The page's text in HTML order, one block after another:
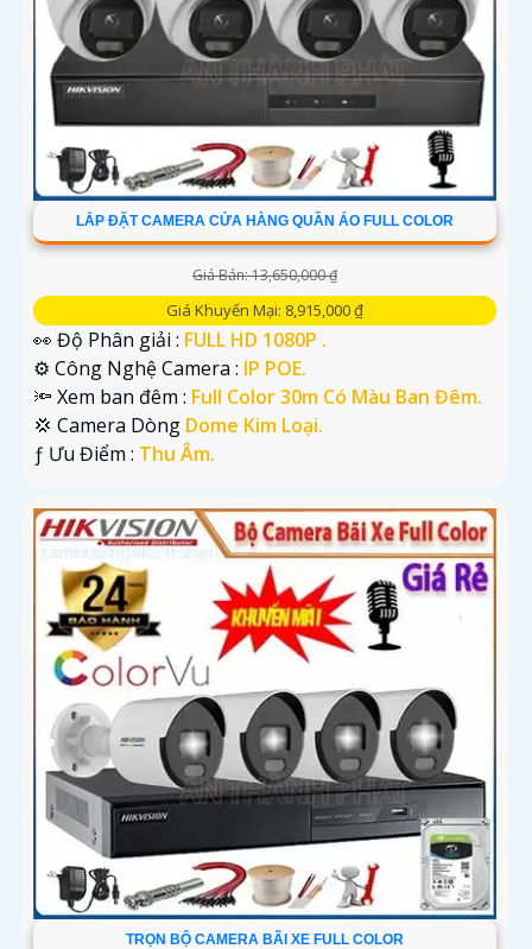
LẮP ĐẶT CAMERA CỬA HÀNG QUẦN ÁO FULL COLOR
Giá Bán: 13,650,000 ₫
Giá Khuyến Mại: 8,915,000 ₫
👀 Độ Phân giải : FULL HD 1080P .
⚙ Công Nghệ Camera : IP POE.
🔦 Xem ban đêm : Full Color 30m Có Màu Ban Đêm.
💢 Camera Dòng Dome Kim Loại.
️ƒ Ưu Điểm : Thu Âm.
TRỌN BỘ CAMERA BÃI XE FULL COLOR